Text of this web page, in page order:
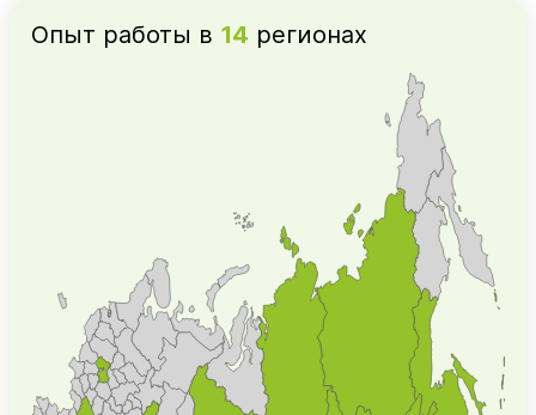
Опыт работы в 14 регионах